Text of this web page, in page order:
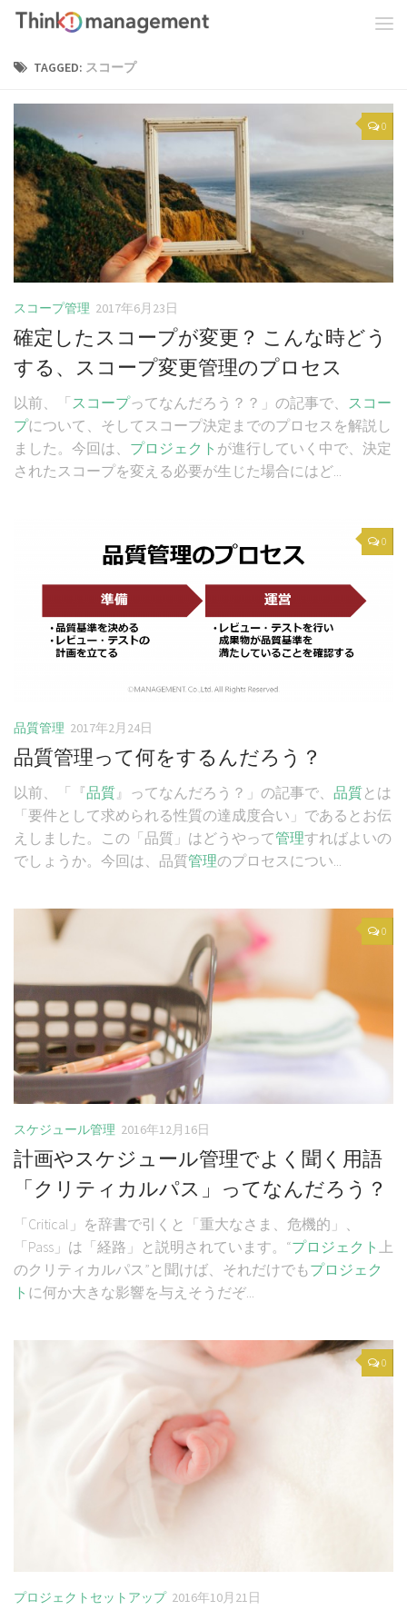
TAGGED: スコープ
0
スコープ管理 2017年6月23日
確定したスコープが変更？ こんな時どう
する、スコープ変更管理のプロセス
以前、「スコープってなんだろう？？」の記事で、 スコー
プについて、そしてスコープ決定までのプロセスを解説し
ました。今回は、 プロジェクト が進行していく中で、決定
されたスコープを変える必要が生じた場合にはど...
0
品質管理 2017年2月24日
品質管理って何をするんだろう？
以前、「『品質』ってなんだろう？」の記事で、 品質とは
「要件として求められる性質の達成度合い」であるとお伝
えしました。この「品質」はどうやって管理すればよいの
でしょうか。今回は、品質管理のプロセスについ...
0
スケジュール管理 2016年12月16日
計画やスケジュール管理でよく聞く用語
「クリティカルパス」ってなんだろう？
「Critical」を辞書で引くと「重大なさま、危機的」、
「Pass」は「経路」と説明されています。“プロジェクト 上
のクリティカルパス”と聞けば、それだけでもプロジェク
ト に何か大きな影響を与えそうだぞ...
0
プロジェクトセットアップ 2016年10月21日